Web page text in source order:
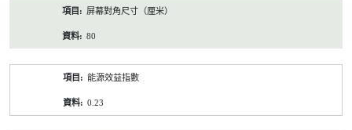
屏幕對角尺寸（厘米）
80
能源效益指數
0.23